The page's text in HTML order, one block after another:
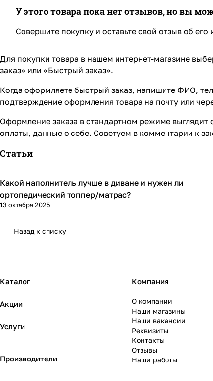
У этого товара пока нет отзывов, но вы
Совершите покупку и оставьте свой отзыв об его
Для покупки товара в нашем интернет-магазине
заказ» или «Быстрый заказ».
Когда оформляете быстрый заказ, напишите ФИО,
подтверждение оформления товара на почту или
Оформление заказа в стандартном режиме
оплаты, данные о себе. Советуем в комментарии к
Статьи
Диваны и кресла
Какой наполнитель лучше в диване и нужен ли
ортопедический топпер/матрас?
13 октября 2025
Назад к списку
Каталог
Акции
Услуги
Производители
Компания
О компании
Наши магазины
Наши вакансии
Реквизиты
Контакты
Отзывы
Наши работы